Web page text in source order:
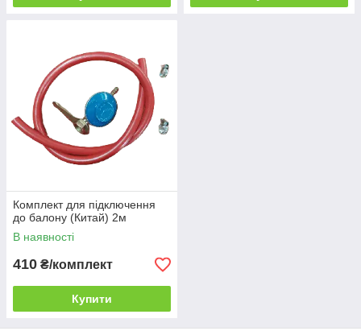
Комплект для підключення
до балону (Китай) 2м
В наявності
410 ₴/комплект
Купити